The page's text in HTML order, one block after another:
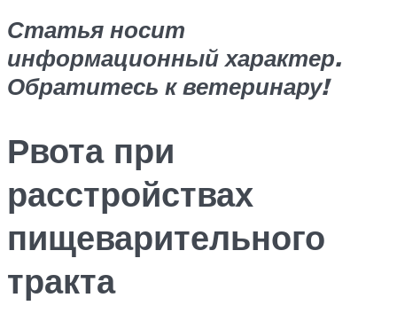
Статья носит
информационный характер.
Обратитесь к ветеринару!
Рвота при
расстройствах
пищеварительного
тракта